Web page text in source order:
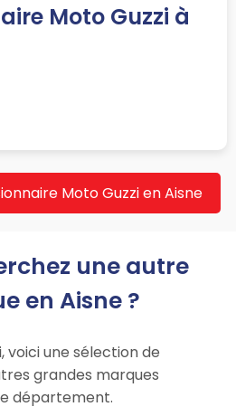
Moto Guzzi à
Moto Guzzi en Aisne
une autre
en Aisne ?
voici une sélection de
grandes marques
département.